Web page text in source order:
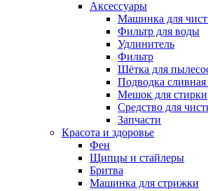
Аксессуары
Машинка для
Фильтр для воды
Удлинитель
Фильтр
Шётка для
Подводка
Мешок для стирки
Средство для
Запчасти
Красота и здоровье
Фен
Щипцы и стайлеры
Бритва
Машинка для стрижки